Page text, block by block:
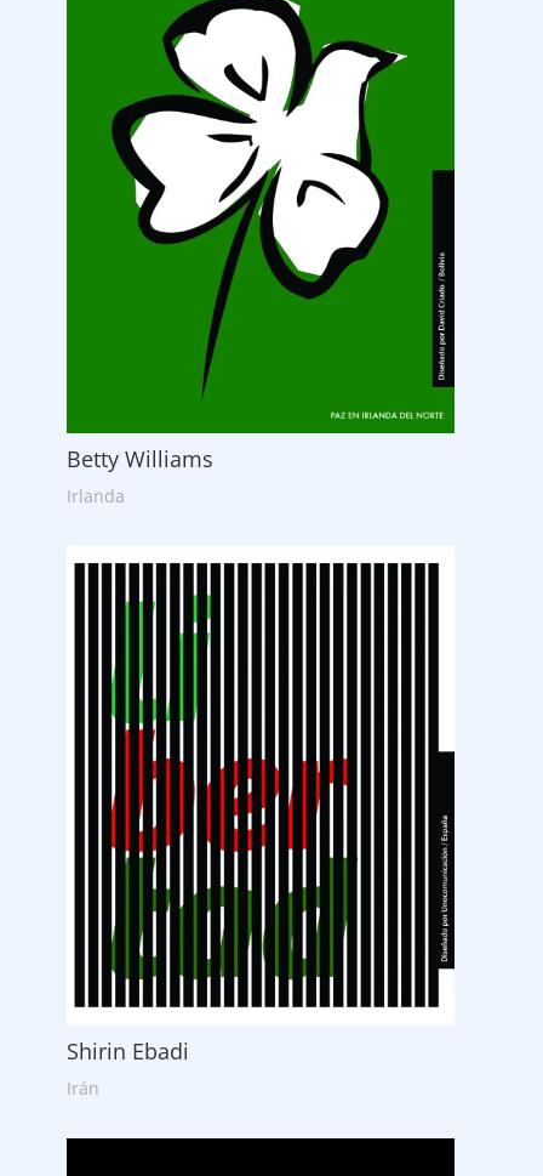
Betty Williams
Irlanda
Shirin Ebadi
Irán